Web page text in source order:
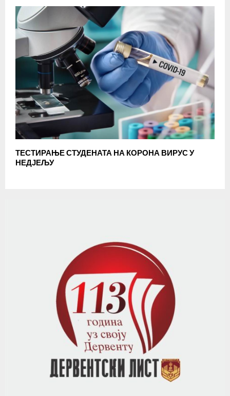
ТЕСТИРАЊЕ СТУДЕНАТА НА КОРОНА ВИРУС У
НЕДЈЕЉУ